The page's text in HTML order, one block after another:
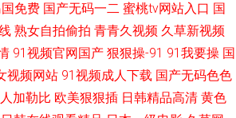
免费 国产无码一二 蜜桃tv网站入口 国
熟女自拍偷拍 青青久视频 久草新视频
91视频官网国产 狠狠操-91 91我要操 国
视频网站 91视频成人下载 国产无码色色
加勒比 欧美狠狠插 日韩精品高清 黄色